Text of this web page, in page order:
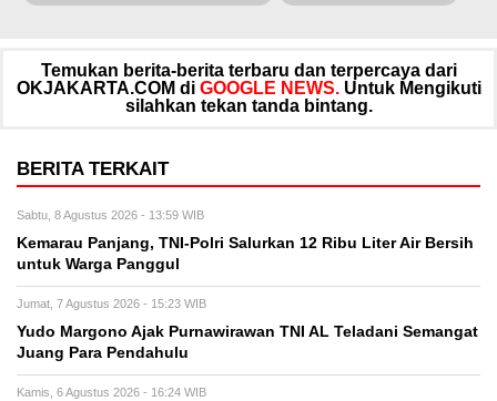
Temukan berita-berita terbaru dan terpercaya dari
OKJAKARTA.COM di GOOGLE NEWS. Untuk Mengikuti
silahkan tekan tanda bintang.
BERITA TERKAIT
Sabtu, 8 Agustus 2026 - 13:59 WIB
Kemarau Panjang, TNI-Polri Salurkan 12 Ribu Liter Air Bersih
untuk Warga Panggul
Jumat, 7 Agustus 2026 - 15:23 WIB
Yudo Margono Ajak Purnawirawan TNI AL Teladani Semangat
Juang Para Pendahulu
Kamis, 6 Agustus 2026 - 16:24 WIB